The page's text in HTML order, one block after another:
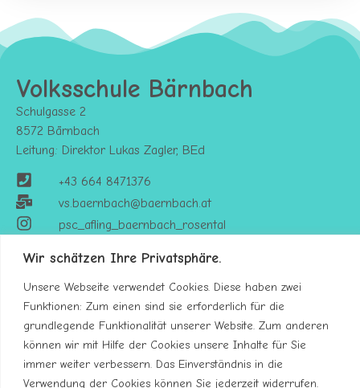
Wir schätzen Ihre Privatsphäre.
Unsere Webseite verwendet Cookies. Diese haben zwei
Funktionen: Zum einen sind sie erforderlich für die
grundlegende Funktionalität unserer Website. Zum anderen
können wir mit Hilfe der Cookies unsere Inhalte für Sie
immer weiter verbessern. Das Einverständnis in die
Verwendung der Cookies können Sie jederzeit widerrufen.
Volksschule Bärnbach
Schulgasse 2
8572 Bärnbach
Leitung: Direktor Lukas Zagler, BEd
+43 664 8471376
vs.baernbach@baernbach.at
psc_afling_baernbach_rosental